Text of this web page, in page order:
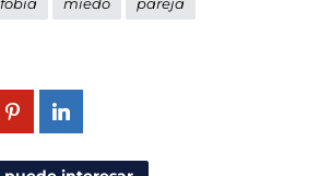
fobia miedo pareja